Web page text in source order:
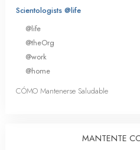
Scientologists @life
@life
@theOrg
@work
@home
CÓMO Mantenerse Saludable
MANTENTE